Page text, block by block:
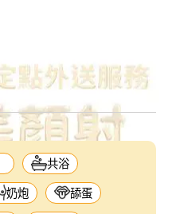
共浴
奶炮 舔蛋